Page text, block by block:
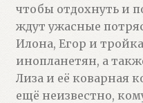
чтобы отдохнуть и
ждут ужасные
Илона, Егор и
инопланетян, а
Лиза и её коварная
ещё неизвестно,